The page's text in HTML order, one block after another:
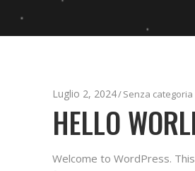
Luglio 2, 2024 Senza categoria
HELLO
Welcome to WordPress.